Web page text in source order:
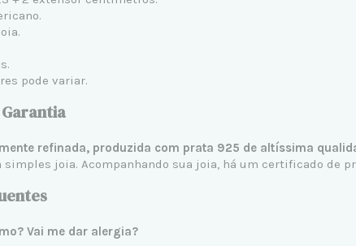
pode variar.
refinada, produzida com prata 925 de altíssima
simples joia. Acompanhando sua joia, há um certificado de
Vai me dar alergia?